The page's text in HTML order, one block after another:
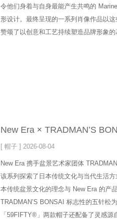
令他们身着与自身最能产生共鸣的
形设计。最终呈现的一系列肖像作品以
赞颂了以创意和工艺持续塑造品牌形象
New Era × TRADMAN’S
[ 帽子 ] 2026-08-04
New Era 携手盆景艺术家团体
该系列探索了日本传统文化与当代生活
本传统盆景文化的理念与 New Era 的产
TRADMAN’S BONSAI 标志性的五针
「59FIFTY®」‌两款帽子还配备了灵感